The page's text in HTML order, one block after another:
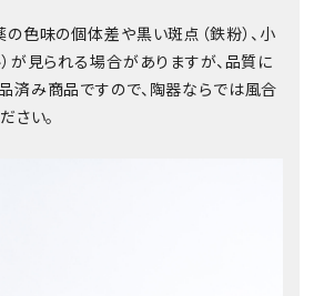
色味の個体差や黒い斑点（鉄粉）、小
が見られる場合がありますが、品質に
済み商品ですので、陶器ならでは風合
さい。